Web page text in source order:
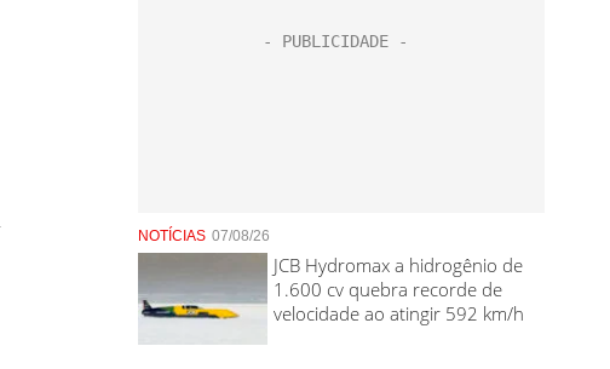
NOTÍCIAS 07/08/26
JCB Hydromax a hidrogênio de
1.600 cv quebra recorde de
velocidade ao atingir 592 km/h